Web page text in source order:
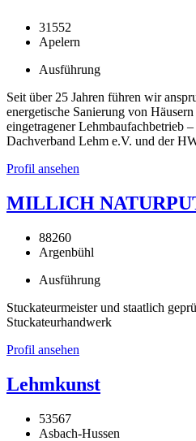
31552
Apelern
Ausführung
Seit über 25 Jahren führen wir
energetische Sanierung von
eingetragener Lehmbaufachbetrieb
Dachverband Lehm e.V. und der
Profil ansehen
MILLICH
88260
Argenbühl
Ausführung
Stuckateurmeister und staatlich
Stuckateurhandwerk
Profil ansehen
Lehmkunst
53567
Asbach-Hussen